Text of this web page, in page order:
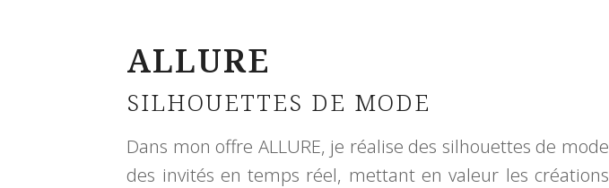
ALLURE
SILHOUETTES DE MODE
Dans mon offre ALLURE, je réalise des silhouettes de mode
des invités en temps réel, mettant en valeur les créations